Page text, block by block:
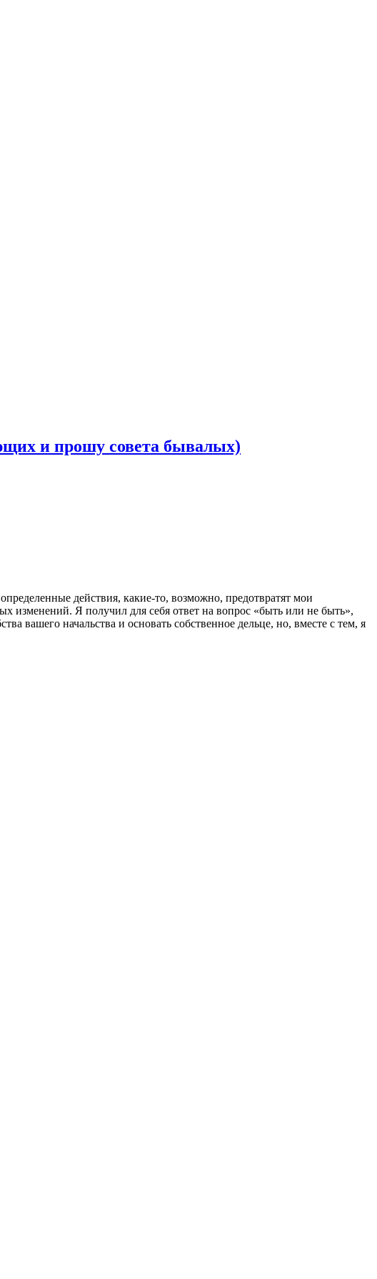
и прошу совета бывалых)
действия, какие-то, возможно, предотвратят мои
изменений. Я получил для себя ответ на вопрос «быть или не быть»,
вашего начальства и основать собственное дельце, но, вместе с тем, я